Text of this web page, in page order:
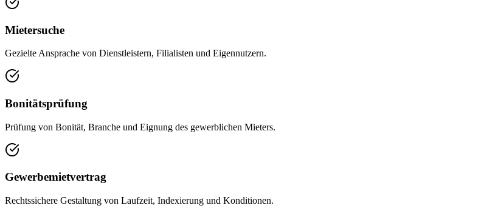
Mietersuche
Gezielte Ansprache von Dienstleistern, Filialisten und Eigennutzern.
Bonitätsprüfung
Prüfung von Bonität, Branche und Eignung des gewerblichen Mieters.
Gewerbemietvertrag
Rechtssichere Gestaltung von Laufzeit, Indexierung und Konditionen.